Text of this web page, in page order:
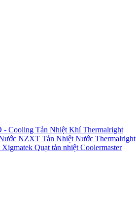
- Cooling Tản Nhiệt Khí Thermalright
NZXT Tản Nhiệt Nước Thermalright
Xigmatek Quạt tản nhiệt Coolermaster